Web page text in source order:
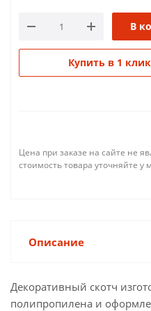
В
Купить в 1 клик
Цена при заказе на сайте не
стоимость товара уточняйте у
Описание
Декоративный скотч
полипропилена и